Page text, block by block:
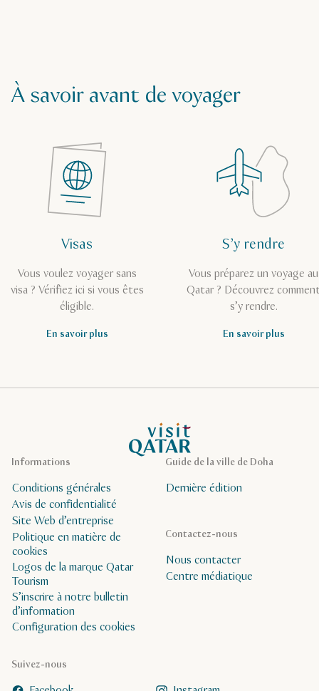
À savoir avant de voyager
Visas
Vous voulez voyager sans
visa ? Vérifiez ici si vous êtes
éligible.
En savoir plus
S’y rendre
Vous préparez un voyage au
Qatar ? Découvrez
s’y rendre.
En savoir plus
Page d’accueil de Visit Qatar
Guide de la ville de Doha
Dernière édition
Suivez-nous
Contactez-nous
Nous contacter
Centre médiatique
Informations
Conditions générales
Avis de confidentialité
Site Web d’entreprise
Politique en matière de
cookies
Logos de la marque Qatar
Tourism
S’inscrire à notre bulletin
d’information
Configuration des cookies